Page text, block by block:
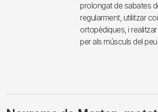
prolongat de sabates
regularment, utilitzar
ortopèdiques, i
per als músculs del